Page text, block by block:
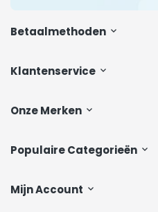
Klantenservice
Onze Merken
Populaire Categorieën
Mijn Account
Betaalmethoden